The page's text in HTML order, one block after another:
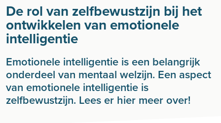
De rol van zelfbewustzijn bij het
ontwikkelen van emotionele
intelligentie
Emotionele intelligentie is een belangrijk
onderdeel van mentaal welzijn. Een aspect
van emotionele intelligentie is
zelfbewustzijn. Lees er hier meer over!